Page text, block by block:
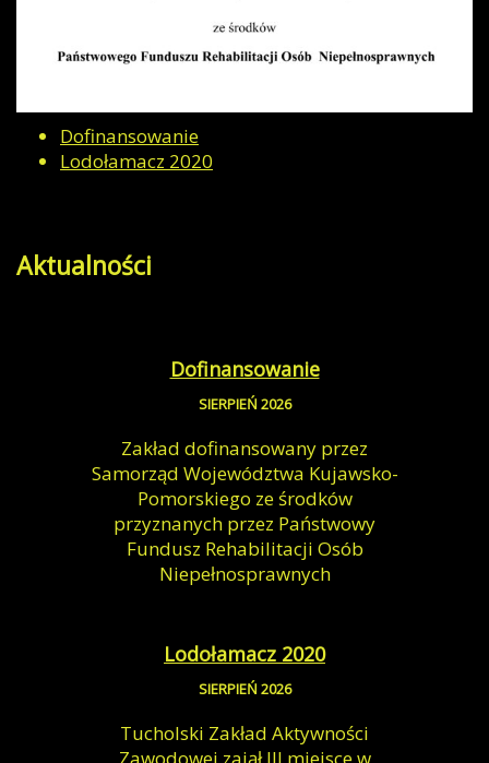
Dofinansowanie
Lodołamacz 2020
Aktualności
Dofinansowanie
SIERPIEŃ 2026
Zakład dofinansowany przez
Samorząd Województwa Kujawsko-
Pomorskiego ze środków
przyznanych przez Państwowy
Fundusz Rehabilitacji Osób
Niepełnosprawnych
Lodołamacz 2020
SIERPIEŃ 2026
Tucholski Zakład Aktywności